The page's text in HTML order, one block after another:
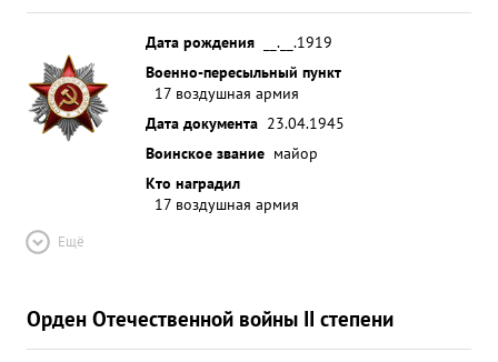
Дата рождения
__.__.1919
Военно-пересыльный пункт
17 воздушная армия
Дата документа 23.04.1945
Воинское звание майор
Кто наградил
17 воздушная армия
Ещё
Орден Отечественной войны II степени